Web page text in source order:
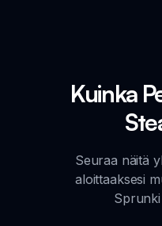
Kuinka
Seuraa näitä
aloittaaksesi
Sprunki